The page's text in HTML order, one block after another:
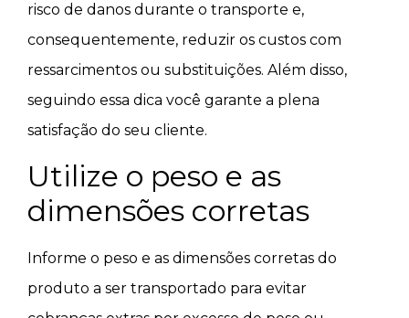
risco de danos durante o transporte e,
consequentemente, reduzir os custos com
ressarcimentos ou substituições. Além disso,
seguindo essa dica você garante a plena
satisfação do seu cliente.
Utilize o peso e as
dimensões corretas
Informe o peso e as dimensões corretas do
produto a ser transportado para evitar